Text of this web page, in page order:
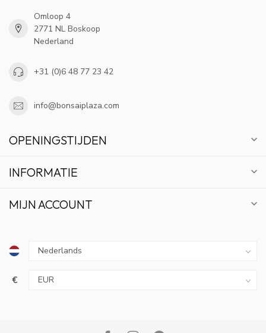
Omloop 4
2771 NL Boskoop
Nederland
+31 (0)6 48 77 23 42
info@bonsaiplaza.com
OPENINGSTIJDEN
INFORMATIE
MIJN ACCOUNT
€